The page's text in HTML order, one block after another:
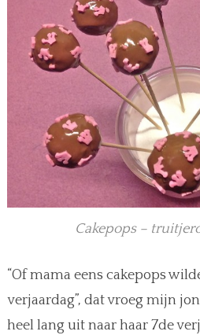
Cakepops –
“Of mama eens cakepops
verjaardag”, dat vroeg mijn
heel lang uit naar haar 7de